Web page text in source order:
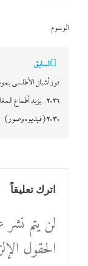
الوسوم
تصفّح
المقالات
السابق
فوز أشبال الأطلسي
2026..يزيد أطماع
2030(فيديوه وصور)
اترك تعليقاً
لن يتم
الحقول